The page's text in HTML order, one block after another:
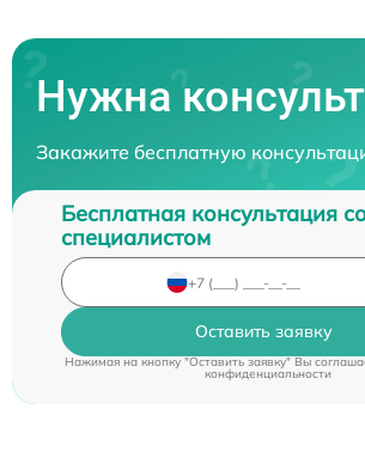
Нужна
Закажите бесплатную
Бесплатная консультация
специалистом
Оставить заявку
Нажимая на кнопку "Оставить заявку" Вы
конфиденциальности